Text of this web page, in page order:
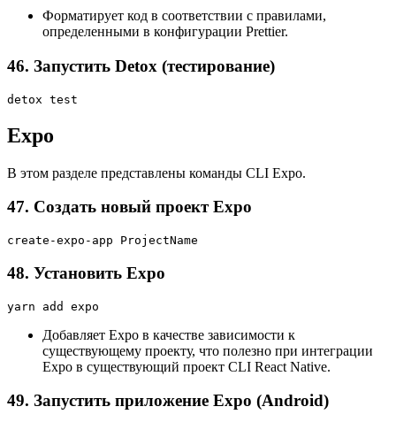
Форматирует код в соответствии с правилами,
определенными в конфигурации Prettier.
46. Запустить Detox (тестирование)
detox test
Expo
В этом разделе представлены команды CLI Expo.
47. Создать новый проект Expo
create-expo-app ProjectName
48. Установить Expo
yarn add expo
Добавляет Expo в качестве зависимости к
существующему проекту, что полезно при интеграции
Expo в существующий проект CLI React Native.
49. Запустить приложение Expo (Android)